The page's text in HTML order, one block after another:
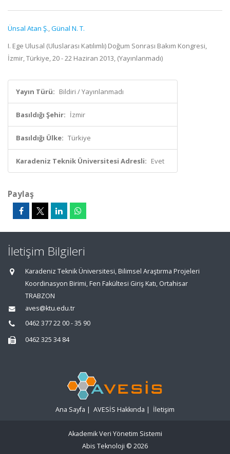
Ünsal Atan Ş.,Günal N. T.
I. Ege Ulusal (Uluslarası Katılımlı) Doğum Sonrası Bakım Kongresi,
İzmir, Türkiye, 20 - 22 Haziran 2013, (Yayınlanmadı)
Yayın Türü: Bildiri / Yayınlanmadı
Basıldığı Şehir: İzmir
Basıldığı Ülke: Türkiye
Karadeniz Teknik Üniversitesi Adresli: Evet
Paylaş
İletişim Bilgileri
Karadeniz Teknik Üniversitesi, Bilimsel Araştırma Projeleri
Koordinasyon Birimi, Fen Fakültesi Giriş Katı, Ortahisar
TRABZON
aves@ktu.edu.tr
0462 377 22 00 - 35 90
0462 325 34 84
Ana Sayfa | AVESİS Hakkında | İletişim
Akademik Veri Yönetim Sistemi
Abis Teknoloji © 2026